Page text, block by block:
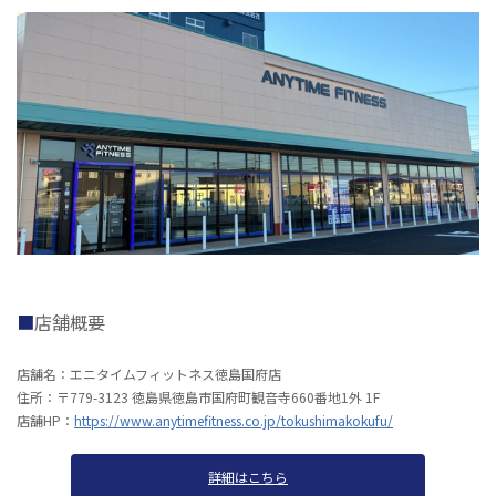
店舗概要
店舗名：エニタイムフィットネス徳島国府店
住所：〒779-3123 徳島県徳島市国府町観音寺660番地1外 1F
店舗HP： https://www.anytimefitness.co.jp/tokushimakokufu/
詳細はこちら